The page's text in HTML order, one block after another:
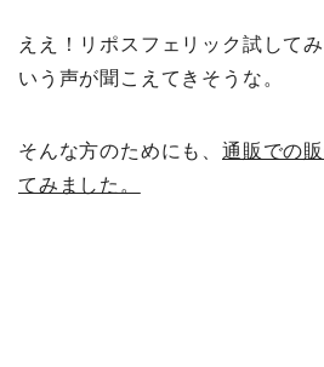
ええ！リポスフェリック試して
いう声が聞こえてきそうな。
そんな方のためにも、 通販での
てみました。